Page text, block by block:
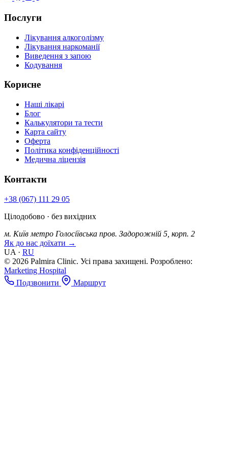
Послуги
Лікування алкоголізму
Лікування наркоманії
Виведення з запою
Кодування
Корисне
Наші лікарі
Блог
Калькулятори та тести
Карта сайту
Оферта
Політика конфіденційності
Медична ліцензія
Контакти
+38 (067) 111 29 05
Цілодобово · без вихідних
м. Київ метро Голосіївська пров. Задорожній 5, корп. 2
Як до нас доїхати →
UA · RU
© 2026 Palmira Clinic. Усі права захищені. Розроблено:
Marketing Hospital
Подзвонити
Маршрут